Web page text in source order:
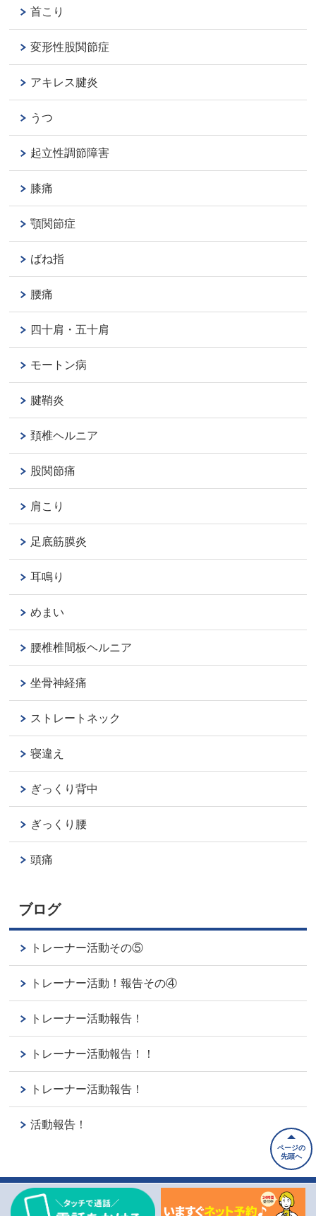
首こり
変形性股関節症
アキレス腱炎
うつ
起立性調節障害
膝痛
顎関節症
ばね指
腰痛
四十肩・五十肩
モートン病
腱鞘炎
頚椎ヘルニア
股関節痛
肩こり
足底筋膜炎
耳鳴り
めまい
腰椎椎間板ヘルニア
坐骨神経痛
ストレートネック
寝違え
ぎっくり背中
ぎっくり腰
頭痛
ブログ
トレーナー活動その⑤
トレーナー活動！報告その④
トレーナー活動報告！
トレーナー活動報告！！
トレーナー活動報告！
活動報告！
ページの
先頭へ